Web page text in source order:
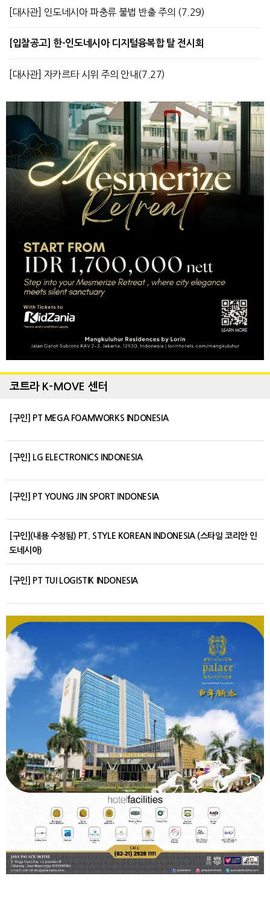
[대사관] 인도네시아 파충류 불법 반출 주의 (7.29)
[입찰공고] 한-인도네시아 디지털융복합 탈 전시회
[대사관] 자카르타 시위 주의 안내(7.27)
코트라 K-MOVE 센터
[구인] PT MEGA FOAMWORKS INDONESIA
[구인] LG ELECTRONICS INDONESIA
[구인] PT YOUNG JIN SPORT INDONESIA
[구인](내용 수정됨) PT. STYLE KOREAN INDONESIA (스타일 코리안 인
도네시아)
[구인] PT TUI LOGISTIK INDONESIA